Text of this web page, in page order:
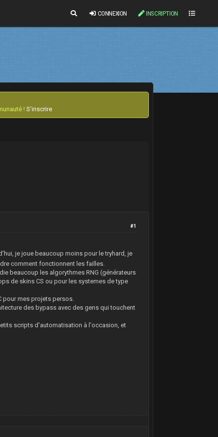
CONNEXION INSCRIPTION
! S'inscrire
#1
je joue beaucoup moins pour le tryhard, je
comment fonctionnent les failles.
beaucoup les algorythmes RNG (générateurs
de skins CS ou pour les systemes de type
pour mes projets persos.
des bypass avec des gens qui touchent
scripts d'automatisation à l'occasion, et